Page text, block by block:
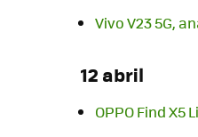
Vivo V23 5G,
12 abril
OPPO Find